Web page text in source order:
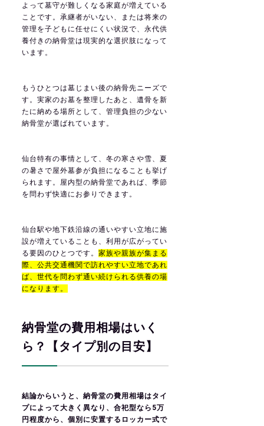
よって墓守が難しくなる家庭が増えている
ことです。承継者がいない、または将来の
管理を子どもに任せにくい状況で、永代供
養付きの納骨堂は現実的な選択肢になって
います。
もうひとつは墓じまい後の納骨先ニーズで
す。実家のお墓を整理したあと、遺骨を新
たに納める場所として、管理負担の少ない
納骨堂が選ばれています。
仙台特有の事情として、冬の寒さや雪、夏
の暑さで屋外墓参が負担になることも挙げ
られます。屋内型の納骨堂であれば、季節
を問わず快適にお参りできます。
仙台駅や地下鉄沿線の通いやすい立地に施
設が増えていることも、利用が広がってい
る要因のひとつです。 家族や親族が集まる
際、公共交通機関で訪れやすい立地であれ
ば、世代を問わず通い続けられる供養の場
になります。
納骨堂の費用相場はいく
ら？【タイプ別の目安】
結論からいうと、納骨堂の費用相場はタイ
プによって大きく異なり、合祀型なら5万
円程度から、個別に安置するロッカー式で